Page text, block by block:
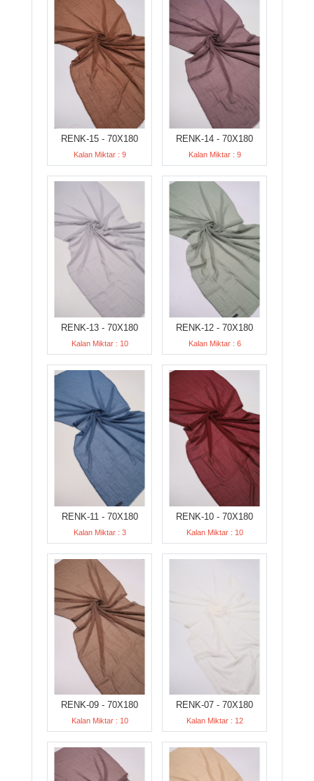
RENK-15 - 70X180
Kalan Miktar : 9
RENK-14 - 70X180
Kalan Miktar : 9
RENK-13 - 70X180
Kalan Miktar : 10
RENK-12 - 70X180
Kalan Miktar : 6
RENK-11 - 70X180
Kalan Miktar : 3
RENK-10 - 70X180
Kalan Miktar : 10
RENK-09 - 70X180
Kalan Miktar : 10
RENK-07 - 70X180
Kalan Miktar : 12